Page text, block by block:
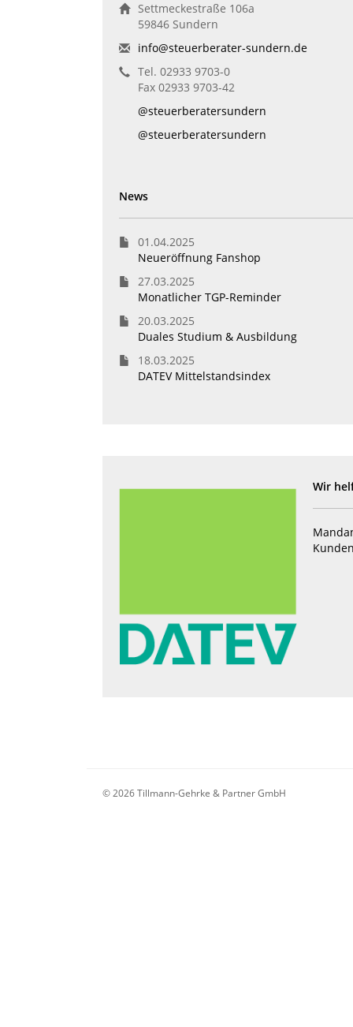
Settmeckestraße 106a
59846 Sundern
info@steuerberater-sundern.de
Tel. 02933 9703-0
Fax 02933 9703-42
@steuerberatersundern
@steuerberatersundern
News
01.04.2025
Neueröffnung Fanshop
27.03.2025
Monatlicher TGP-Reminder
20.03.2025
Duales Studium & Ausbildung
18.03.2025
DATEV Mittelstandsindex
Wir
© 2026 Tillmann-Gehrke & Partner GmbH